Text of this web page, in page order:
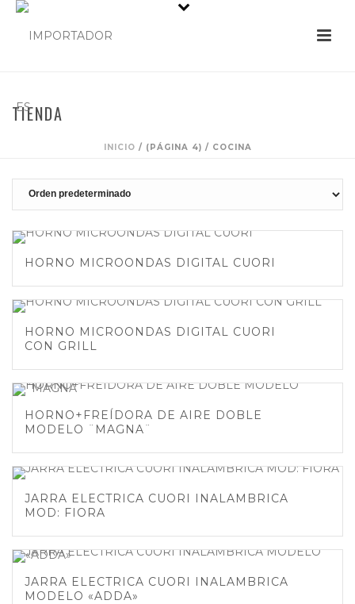
TIENDA
INICIO / (PÁGINA 4) / COCINA
HORNO MICROONDAS DIGITAL CUORI
HORNO MICROONDAS DIGITAL CUORI
CON GRILL
HORNO+FREÍDORA DE AIRE DOBLE
MODELO ¨MAGNA¨
JARRA ELECTRICA CUORI INALAMBRICA
MOD: FIORA
JARRA ELECTRICA CUORI INALAMBRICA
MODELO «ADDA»